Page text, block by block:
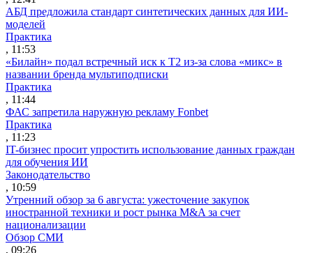
АБД предложила стандарт синтетических данных для ИИ-
моделей
Практика
, 11:53
«Билайн» подал встречный иск к Т2 из-за слова «микс» в
названии бренда мультиподписки
Практика
, 11:44
ФАС запретила наружную рекламу Fonbet
Практика
, 11:23
IT-бизнес просит упростить использование данных граждан
для обучения ИИ
Законодательство
, 10:59
Утренний обзор за 6 августа: ужесточение закупок
иностранной техники и рост рынка M&A за счет
национализации
Обзор СМИ
, 09:26